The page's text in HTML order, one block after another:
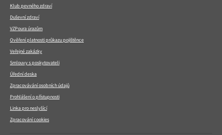
Klub pevného zdraví
Duševní zdraví
VZPoura úrazům
Ověření platnosti průkazu pojištěnce
Veřejné zakázky
Smlouvy s poskytovateli
Úřední deska
Zpracovávání osobních údajů
Prohlášení o přístupnosti
Linka pro neslyšící
Zpracování cookies